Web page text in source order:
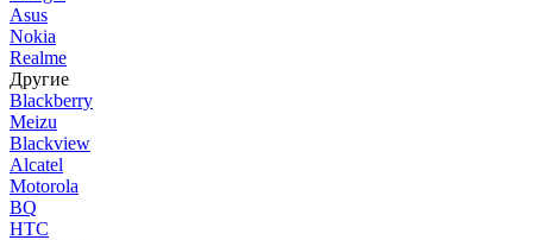
Asus
Nokia
Realme
Другие
Blackberry
Meizu
Blackview
Alcatel
Motorola
BQ
HTC